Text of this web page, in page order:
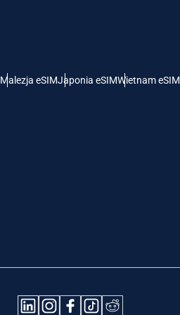
Malezja eSIMJaponia eSIMWietnam eSIM